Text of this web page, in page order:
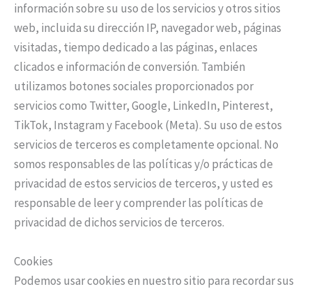
información sobre su uso de los servicios y otros sitios
web, incluida su dirección IP, navegador web, páginas
visitadas, tiempo dedicado a las páginas, enlaces
clicados e información de conversión. También
utilizamos botones sociales proporcionados por
servicios como Twitter, Google, LinkedIn, Pinterest,
TikTok, Instagram y Facebook (Meta). Su uso de estos
servicios de terceros es completamente opcional. No
somos responsables de las políticas y/o prácticas de
privacidad de estos servicios de terceros, y usted es
responsable de leer y comprender las políticas de
privacidad de dichos servicios de terceros.
Cookies
Podemos usar cookies en nuestro sitio para recordar sus